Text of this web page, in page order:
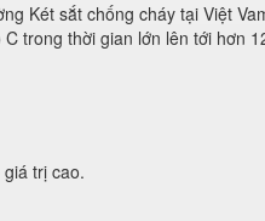
Két sắt chống cháy tại Việt
trong thời gian lớn lên tới hơn
trị cao.